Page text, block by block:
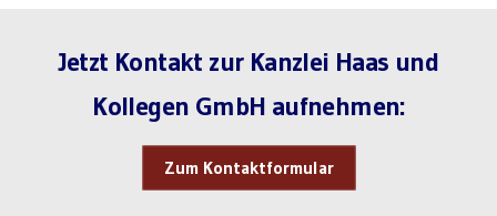
Jetzt Kontakt zur Kanzlei Haas und
Kollegen GmbH aufnehmen:
Zum Kontaktformular